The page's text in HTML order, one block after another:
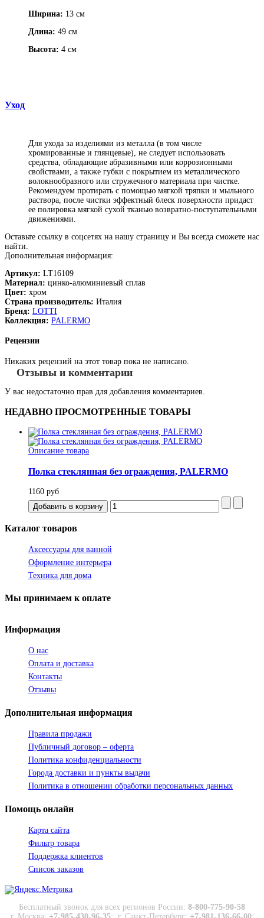
Ширина: 13 см
Длина: 49 см
Высота: 4 см
Уход
Для ухода за изделиями из металла (в том числе
хромированные и глянцевые), не следует использовать
средства, обладающие абразивными или коррозионными
свойствами, а также губки с покрытием из металлического
волокнообразного или стружечного материала при чистке.
Рекомендуем протирать с помощью мягкой тряпки и мыльного
раствора, после чистки эффектный блеск поверхности придаст
ее полировка мягкой сухой тканью возвратно-поступательными
движениями.
Оставьте ссылку в соцсетях на нашу страницу и Вы всегда сможете нас
найти.
Дополнительная информация:
Артикул: LT16109
Материал: цинко-алюминиевый сплав
Цвет: хром
Страна производитель: Италия
Бренд: LOTTI
Коллекция: PALERMO
Рецензии
Никаких рецензий на этот товар пока не написано.
Отзывы и комментарии
У вас недостаточно прав для добавления комментариев.
НЕДАВНО ПРОСМОТРЕННЫЕ ТОВАРЫ
Описание товара
Полка стеклянная без ограждения, PALERMO
1160 руб
Каталог товаров
Аксессуары для ванной
Оформление интерьера
Техника для дома
Мы принимаем к оплате
Информация
О нас
Оплата и доставка
Контакты
Отзывы
Дополнительная информация
Правила продажи
Публичный договор – оферта
Политика конфиденциальности
Города доставки и пункты выдачи
Политика в отношении обработки персональных данных
Помощь онлайн
Карта сайта
Фильтр товара
Поддержка клиентов
Список заказов
Бесплатный звонок для всех регионов России: 8-800-775-90-58